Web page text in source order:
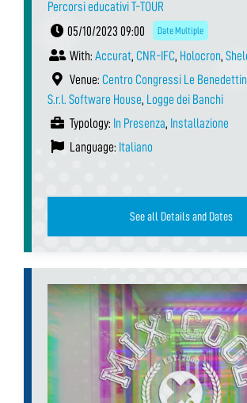
Percorsi educativi T-TOUR
05/10/2023 09:00
Date Multiple
With: Accurat, CNR-IFC, Holocron,
Venue: Centro Congressi Le
S.r.l. Software House, Logge dei Banchi
Typology: In Presenza, Installazione
Language: Italiano
See all Details and Dates